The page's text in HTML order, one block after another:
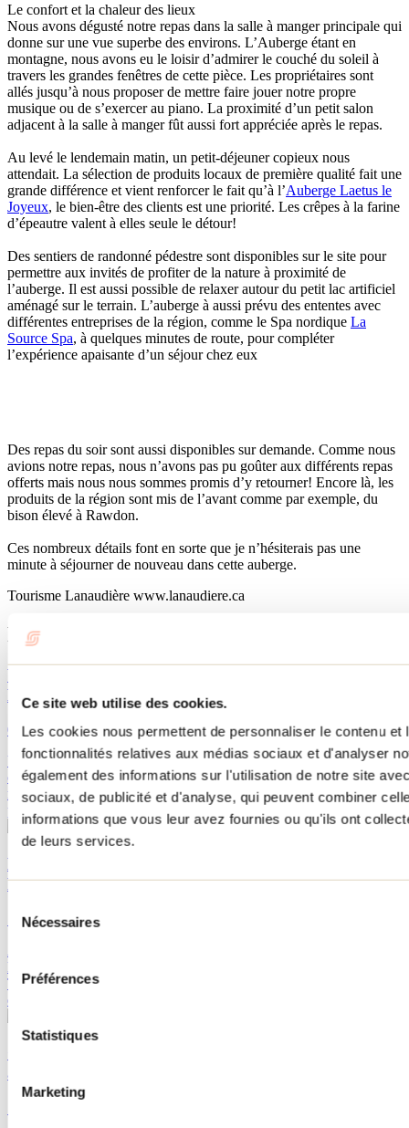
Ce site web utilise des cookies.
Les cookies nous permettent de personnaliser le contenu
fonctionnalités relatives aux médias sociaux et d'analyser
également des informations sur l'utilisation de notre site
sociaux, de publicité et d'analyse, qui peuvent combiner
informations que vous leur avez fournies ou qu'ils ont
de leurs services.
du Nécessaires
Préférences
Statistiques
Marketing
Le confort et la chaleur des lieux
Nous avons dégusté notre repas dans la salle à manger principale qui
donne sur une vue superbe des environs. L’Auberge étant en
montagne, nous avons eu le loisir d’admirer le couché du soleil à
travers les grandes fenêtres de cette pièce. Les propriétaires sont
allés jusqu’à nous proposer de mettre faire jouer notre propre
musique ou de s’exercer au piano. La proximité d’un petit salon
adjacent à la salle à manger fût aussi fort appréciée après le repas.
Au levé le lendemain matin, un petit-déjeuner copieux nous
attendait. La sélection de produits locaux de première qualité fait une
grande différence et vient renforcer le fait qu’à l’Auberge Laetus le
Joyeux, le bien-être des clients est une priorité. Les crêpes à la farine
d’épeautre valent à elles seule le détour!
Des sentiers de randonné pédestre sont disponibles sur le site pour
permettre aux invités de profiter de la nature à proximité de
l’auberge. Il est aussi possible de relaxer autour du petit lac artificiel
aménagé sur le terrain. L’auberge à aussi prévu des ententes avec
différentes entreprises de la région, comme le Spa nordique La
Source Spa, à quelques minutes de route, pour compléter
l’expérience apaisante d’un séjour chez eux
Des repas du soir sont aussi disponibles sur demande. Comme nous
avions notre repas, nous n’avons pas pu goûter aux différents repas
offerts mais nous nous sommes promis d’y retourner! Encore là, les
produits de la région sont mis de l’avant comme par exemple, du
bison élevé à Rawdon.
Ces nombreux détails font en sorte que je n’hésiterais pas une
minute à séjourner de nouveau dans cette auberge.
Tourisme Lanaudière www.lanaudiere.ca
Publications reliées
Vie de chalet pour le temps des Fêtes dans
Lanaudière : c'est le temps de réserver!
01 novembre 2012Par : Tourisme Lanaudière
Une grande bouffée d’air pur vous attend pour le temps des Fêtes
cette année! Optez pour un séjour en chalet dans Lanaudière et ce
moment unique, que l’on souhaite magique en compagnie de nos
proches, sera empreint de la quiétude de la nature...
Découvrez l’univers des fleurs comestibles chez
Fleurs et Délices
12 juin 2013
l’univers des fleurs comestibles chez Fleurs et Délices.Je suis allée à
Terrebonne avec ma famille pour visiter Fleurs et Délices, la seule
entreprise au Québec à vous offrir des activités...
aventure unique à vivre dans Lanaudière